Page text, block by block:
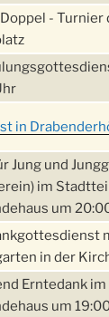
- Turnier
in
Jung und
im
um
in der
Erntedank
um